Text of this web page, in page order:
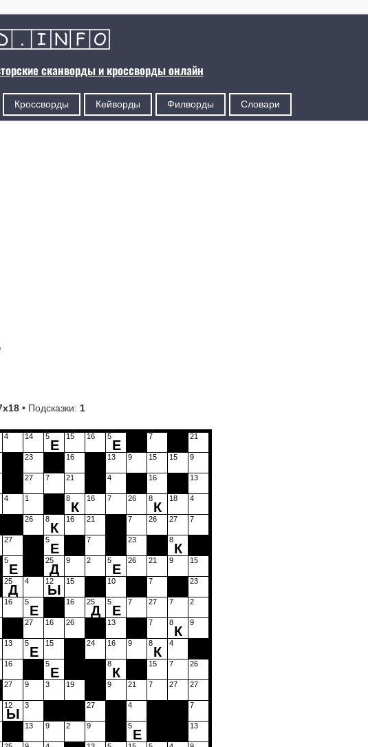
сканворды и кроссворды онлайн
Кроссворды Кейворды Филворды Словари
• Подсказки: 1
4 14 5
Е
15 16 5
Е
7 21
23 16 13 9 15 15 9
27 7 21 4 16 13
4 1 8
К
16 7 26 8
К
18 4
26 8
К
16 21 7 26 27 7
27 5
Е
7 23 8
К
5
Е
25
Д
9 2 5
Е
26 21 9 15
25
Д
4 12
Ы
15 10 7 23
16 5
Е
16 25
Д
5
Е
7 27 7 2
27 16 26 13 7 8
К
9
13 5
Е
15 24 16 9 8
К
4
16 5
Е
8
К
15 7 26
27 9 3 19 9 21 7 27 27
12
Ы
3 27 4 7
13 9 2 9 5
Е
13